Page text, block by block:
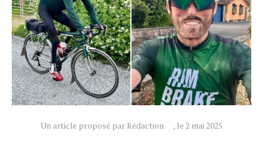
Un article proposé par Rédaction , le 2 mai 2025